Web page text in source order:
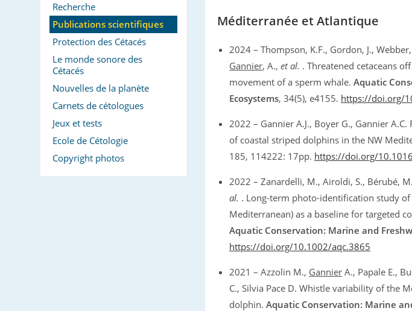
Méditerranée et Atlantique
2024 – Thompson, K.F., Gordon, J.,
Gannier, A.,et al. . Threatened cetaceans
movement of a sperm whale.Aquatic
Ecosystems, 34(5), e4155. https://doi.org/
2022 – Gannier A.J., Boyer G., Gannier
of coastal striped dolphins in the NW
185, 114222: 17pp. https://doi.org/
2022 – Zanardelli, M., Airoldi, S., Bérubé,
al. . Long-term photo-identification study
Mediterranean) as a baseline for targeted
Aquatic Conservation: Marine and
https://doi.org/10.1002/aqc.3865
2021 – Azzolin M., Gannier A., Papale E.,
C., Silvia Pace D. Whistle variability of the
dolphin.Aquatic Conservation: Marine
Recherche
Publications scientifiques
Protection des Cétacés
Le monde sonore des
Cétacés
Nouvelles de la planète
Carnets de cétologues
Jeux et tests
Ecole de Cétologie
Copyright photos